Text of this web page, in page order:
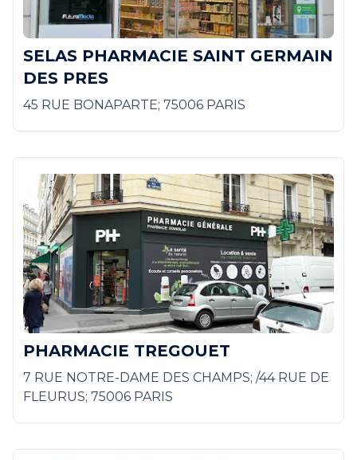
SELAS PHARMACIE SAINT GERMAIN
DES PRES
45 RUE BONAPARTE; 75006 PARIS
PHARMACIE TREGOUET
7 RUE NOTRE-DAME DES CHAMPS; /44 RUE DE
FLEURUS; 75006 PARIS